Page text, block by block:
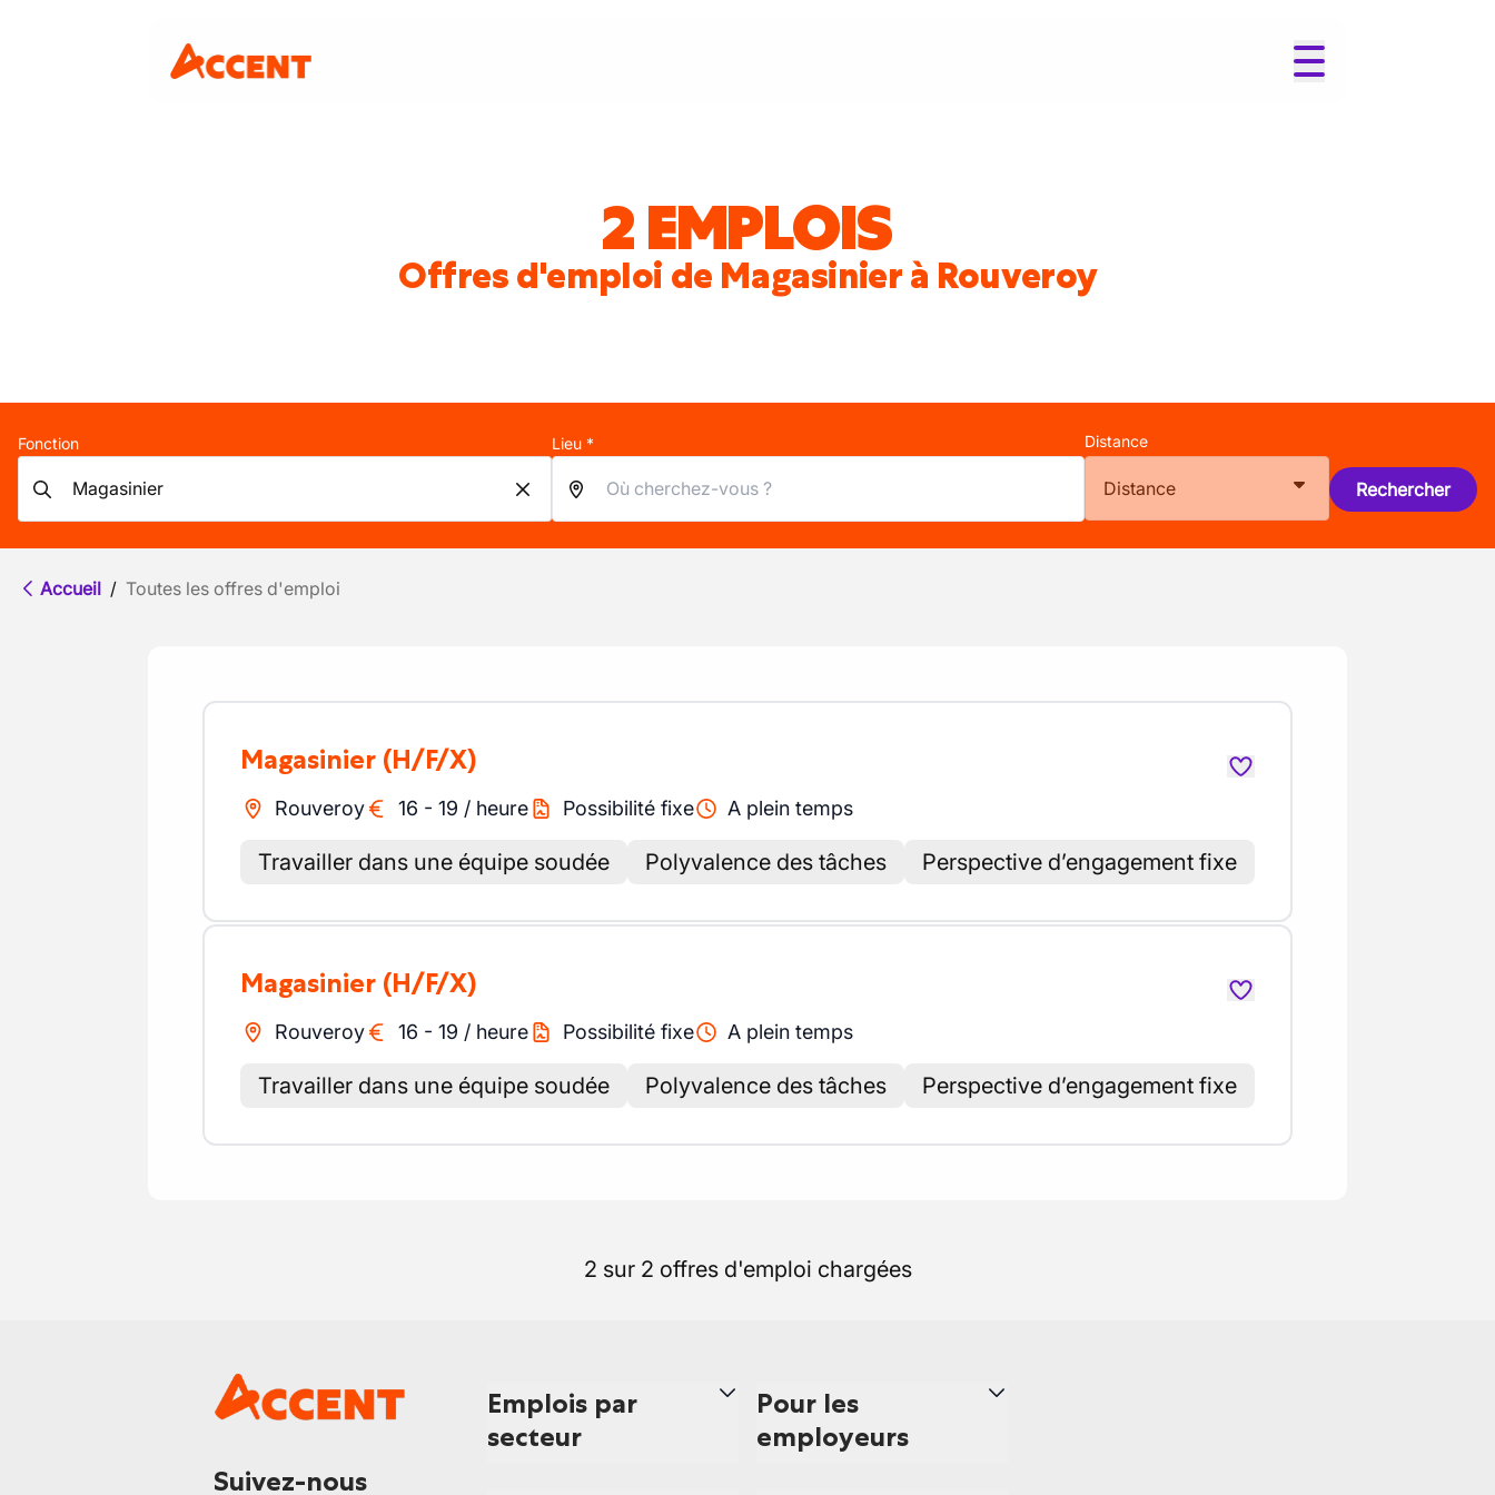
2 EMPLOIS
Offres d'emploi de Magasinier à Rouveroy
Fonction Lieu * Distance
Distance Rechercher
Accueil / Toutes les offres d'emploi
Magasinier (H/F/X)
Rouveroy 16 - 19 / heure Possibilité fixe A plein temps
Travailler dans une équipe soudée Polyvalence des tâches Perspective d’engagement fixe
Magasinier (H/F/X)
Rouveroy 16 - 19 / heure Possibilité fixe A plein temps
Travailler dans une équipe soudée Polyvalence des tâches Perspective d’engagement fixe
2 sur 2 offres d'emploi chargées
Suivez-nous
Emplois par
secteur
Pour les
employeurs